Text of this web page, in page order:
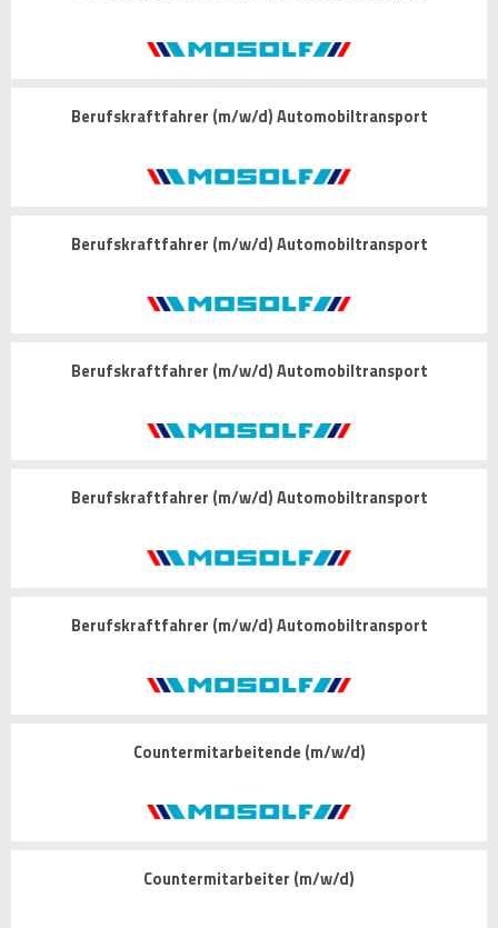
Berufskraftfahrer (m/w/d) Automobiltransport
Berufskraftfahrer (m/w/d) Automobiltransport
Berufskraftfahrer (m/w/d) Automobiltransport
Berufskraftfahrer (m/w/d) Automobiltransport
Berufskraftfahrer (m/w/d) Automobiltransport
Countermitarbeitende (m/w/d)
Countermitarbeiter (m/w/d)